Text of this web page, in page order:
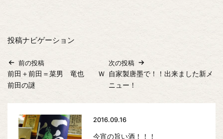
投稿ナビゲーション
前の投稿
前田＋前田＝菜男 竜也 Ｗ
前田の謎
次の投稿
自家製唐墨で！！出来ました新メ
ニュー！
2016.09.16
今宵の旨い酒！！！